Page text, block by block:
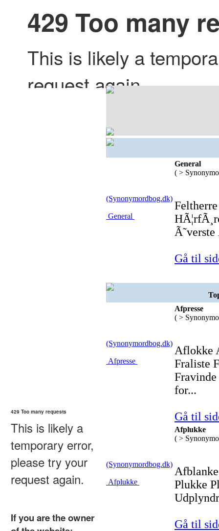
(Synonymordbog.dk)
General
General
( >
Gå til
(Synonymordbog.dk)
Afpresse
Afpresse
( >
Aflokke
Fraliste
for...
Gå til
(Synonymordbog.dk)
Afplukke
Afplukke
( >
Plukke
Gå til